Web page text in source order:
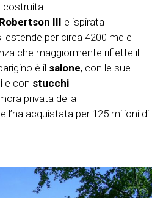
, costruita
III e ispirata
estende per circa 4200 mq e
che maggiormente riflette il
è il salone, con le sue
e con stucchi
privata della
l’ha acquistata per 125 milioni di